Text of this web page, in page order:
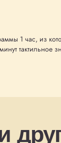
1 час, из
тактильное